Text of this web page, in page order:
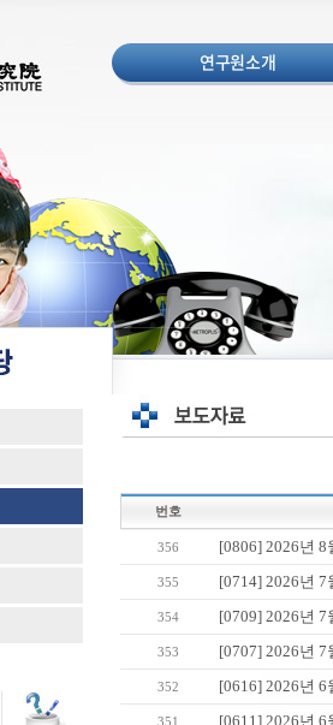
연구원소개
번호
356 [0806] 2026년
355 [0714] 2026년
354 [0709] 2026년
353 [0707] 2026년
352 [0616] 2026년
351 [0611] 2026년